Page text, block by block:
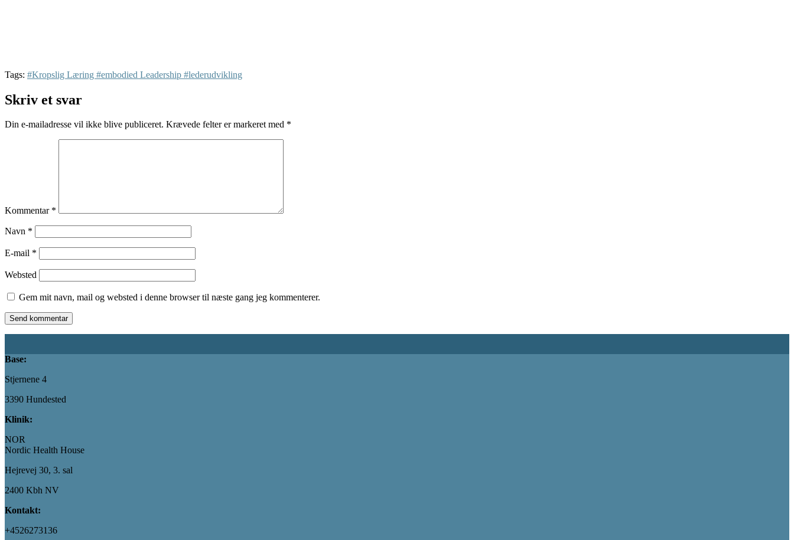
Tags: #Kropslig Læring #embodied Leadership #lederudvikling
Skriv et svar
Din e-mailadresse vil ikke blive publiceret. Krævede felter er markeret med *
Kommentar *
Navn *
E-mail *
Websted
Gem mit navn, mail og websted i denne browser til næste gang jeg kommenterer.
Base:
Stjernene 4
3390 Hundested
Klinik:
NOR
Nordic Health House
Hejrevej 30, 3. sal
2400 Kbh NV
Kontakt:
+4526273136